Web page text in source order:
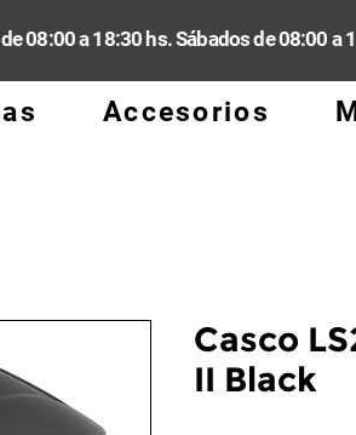
08:00 a 18:30 hs. Sábados de 08:00 a
Accesorios
Casco
II Black